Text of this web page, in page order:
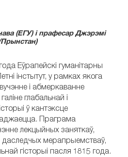
(ЕГУ) і прафесар Джэрэмі
Еўрапейскі гуманітарны
інстытут, у рамках якога
і абмеркаванне
глабальнай і
ў кантэксце
Праграма
лекцыйных заняткаў,
даследчых мерапрыемстваў,
гісторыі пасля 1815 года.